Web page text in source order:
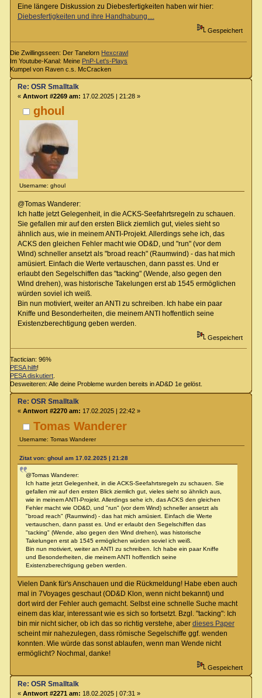
Eine längere Diskussion zu Diebesfertigkeiten haben wir hier:
Diebesfertigkeiten und ihre Handhabung....
Gespeichert
Die Zwillingsseen: Der Tanelorn Hexcrawl
Im Youtube-Kanal: Meine PnP-Let's-Plays
Kumpel von Raven c.s. McCracken
ghoul
Username: ghoul
Re: OSR Smalltalk
« Antwort #2269 am: 17.02.2025 | 21:28 »
@Tomas Wanderer:
Ich hatte jetzt Gelegenheit, in die ACKS-Seefahrtsregeln zu schauen.
Sie gefallen mir auf den ersten Blick ziemlich gut, vieles sieht so
ähnlich aus, wie in meinem ANTI-Projekt. Allerdings sehe ich, das
ACKS den gleichen Fehler macht wie OD&D, und "run" (vor dem
Wind) schneller ansetzt als "broad reach" (Raumwind) - das hat mich
amüsiert. Einfach die Werte vertauschen, dann passt es. Und er
erlaubt den Segelschiffen das "tacking" (Wende, also gegen den
Wind drehen), was historische Takelungen erst ab 1545 ermöglichen
würden soviel ich weiß.
Bin nun motiviert, weiter an ANTI zu schreiben. Ich habe ein paar
Kniffe und Besonderheiten, die meinem ANTI hoffentlich seine
Existenzberechtigung geben werden.
Gespeichert
Tactician: 96%
PESA hilft!
PESA diskutiert
Desweiteren: Alle deine Probleme wurden bereits in AD&D 1e gelöst.
Tomas Wanderer
Username: Tomas Wanderer
Re: OSR Smalltalk
« Antwort #2270 am: 17.02.2025 | 22:42 »
Zitat von: ghoul am 17.02.2025 | 21:28
@Tomas Wanderer:
Ich hatte jetzt Gelegenheit, in die ACKS-Seefahrtsregeln zu schauen. Sie
gefallen mir auf den ersten Blick ziemlich gut, vieles sieht so ähnlich aus,
wie in meinem ANTI-Projekt. Allerdings sehe ich, das ACKS den gleichen
Fehler macht wie OD&D, und "run" (vor dem Wind) schneller ansetzt als
"broad reach" (Raumwind) - das hat mich amüsiert. Einfach die Werte
vertauschen, dann passt es. Und er erlaubt den Segelschiffen das
"tacking" (Wende, also gegen den Wind drehen), was historische
Takelungen erst ab 1545 ermöglichen würden soviel ich weiß.
Bin nun motiviert, weiter an ANTI zu schreiben. Ich habe ein paar Kniffe
und Besonderheiten, die meinem ANTI hoffentlich seine
Existenzberechtigung geben werden.
Vielen Dank für's Anschauen und die Rückmeldung! Habe eben auch
mal in 7Voyages geschaut (OD&D Klon, wenn nicht bekannt) und
dort wird der Fehler auch gemacht. Selbst eine schnelle Suche macht
einem das klar, interessant wie es sich so fortsetzt. Bzgl. "tacking": Ich
bin mir nicht sicher, ob ich das so richtig verstehe, aber dieses Paper
scheint mir nahezulegen, dass römische Segelschiffe ggf. wenden
konnten. Wie würde das sonst ablaufen, wenn man Wende nicht
ermöglicht? Nochmal, danke!
Gespeichert
Re: OSR Smalltalk
« Antwort #2271 am: 18.02.2025 | 07:31 »